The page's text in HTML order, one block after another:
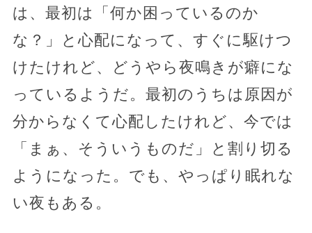
は、最初は「何か困っているのか
な？」と心配になって、すぐに駆けつ
けたけれど、どうやら夜鳴きが癖にな
っているようだ。最初のうちは原因が
分からなくて心配したけれど、今では
「まぁ、そういうものだ」と割り切る
ようになった。でも、やっぱり眠れな
い夜もある。